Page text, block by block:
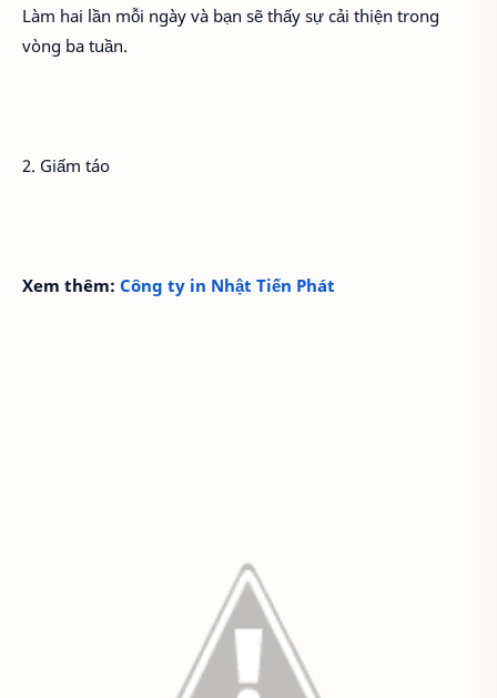
Làm hai lần mỗi ngày và bạn sẽ thấy sự cải thiện trong
vòng ba tuần.
2. Giấm táo
Xem thêm: Công ty in Nhật Tiến Phát